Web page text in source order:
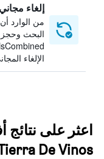
إلغاء مجاني
من الوارد
البحث وحجز
الإلغاء
De Vinos